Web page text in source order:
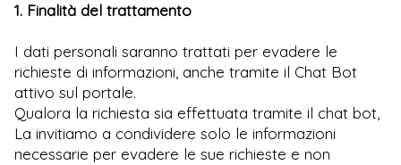
1. Finalità del trattamento
I dati personali saranno trattati per evadere le
richieste di informazioni, anche tramite il Chat Bot
attivo sul portale.
Qualora la richiesta sia effettuata tramite il chat bot,
La invitiamo a condividere solo le informazioni
necessarie per evadere le sue richieste e non